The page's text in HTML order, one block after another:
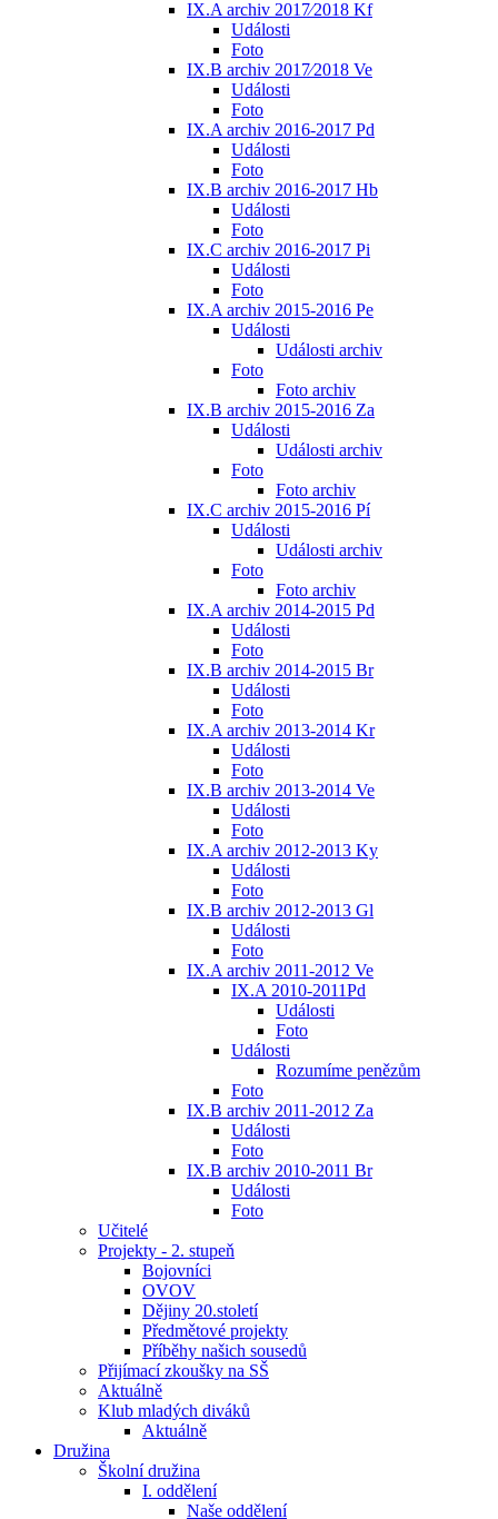
IX.A archiv 2017⁄2018 Kf
Události
Foto
IX.B archiv 2017⁄2018 Ve
Události
Foto
IX.A archiv 2016-2017 Pd
Události
Foto
IX.B archiv 2016-2017 Hb
Události
Foto
IX.C archiv 2016-2017 Pi
Události
Foto
IX.A archiv 2015-2016 Pe
Události
Události archiv
Foto
Foto archiv
IX.B archiv 2015-2016 Za
Události
Události archiv
Foto
Foto archiv
IX.C archiv 2015-2016 Pí
Události
Události archiv
Foto
Foto archiv
IX.A archiv 2014-2015 Pd
Události
Foto
IX.B archiv 2014-2015 Br
Události
Foto
IX.A archiv 2013-2014 Kr
Události
Foto
IX.B archiv 2013-2014 Ve
Události
Foto
IX.A archiv 2012-2013 Ky
Události
Foto
IX.B archiv 2012-2013 Gl
Události
Foto
IX.A archiv 2011-2012 Ve
IX.A 2010-2011Pd
Události
Foto
Události
Rozumíme penězům
Foto
IX.B archiv 2011-2012 Za
Události
Foto
IX.B archiv 2010-2011 Br
Události
Foto
Učitelé
Projekty - 2. stupeň
Bojovníci
OVOV
Dějiny 20.století
Předmětové projekty
Příběhy našich sousedů
Přijímací zkoušky na SŠ
Aktuálně
Klub mladých diváků
Aktuálně
Družina
Školní družina
I. oddělení
Naše oddělení